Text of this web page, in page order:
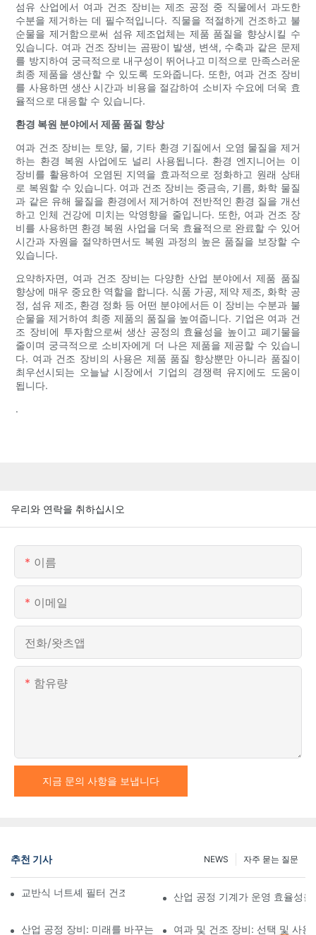
섬유 산업에서 여과 건조 장비는 제조 공정 중 직물에서 과도한
수분을 제거하는 데 필수적입니다. 직물을 적절하게 건조하고 불
순물을 제거함으로써 섬유 제조업체는 제품 품질을 향상시킬 수
있습니다. 여과 건조 장비는 곰팡이 발생, 변색, 수축과 같은 문제
를 방지하여 궁극적으로 내구성이 뛰어나고 미적으로 만족스러운
최종 제품을 생산할 수 있도록 도와줍니다. 또한, 여과 건조 장비
를 사용하면 생산 시간과 비용을 절감하여 소비자 수요에 더욱 효
율적으로 대응할 수 있습니다.
환경 복원 분야에서 제품 품질 향상
여과 건조 장비는 토양, 물, 기타 환경 기질에서 오염 물질을 제거
하는 환경 복원 사업에도 널리 사용됩니다. 환경 엔지니어는 이
장비를 활용하여 오염된 지역을 효과적으로 정화하고 원래 상태
로 복원할 수 있습니다. 여과 건조 장비는 중금속, 기름, 화학 물질
과 같은 유해 물질을 환경에서 제거하여 전반적인 환경 질을 개선
하고 인체 건강에 미치는 악영향을 줄입니다. 또한, 여과 건조 장
비를 사용하면 환경 복원 사업을 더욱 효율적으로 완료할 수 있어
시간과 자원을 절약하면서도 복원 과정의 높은 품질을 보장할 수
있습니다.
요약하자면, 여과 건조 장비는 다양한 산업 분야에서 제품 품질
향상에 매우 중요한 역할을 합니다. 식품 가공, 제약 제조, 화학 공
정, 섬유 제조, 환경 정화 등 어떤 분야에서든 이 장비는 수분과 불
순물을 제거하여 최종 제품의 품질을 높여줍니다. 기업은 여과 건
조 장비에 투자함으로써 생산 공정의 효율성을 높이고 폐기물을
줄이며 궁극적으로 소비자에게 더 나은 제품을 제공할 수 있습니
다. 여과 건조 장비의 사용은 제품 품질 향상뿐만 아니라 품질이
최우선시되는 오늘날 시장에서 기업의 경쟁력 유지에도 도움이
됩니다.
.
우리와 연락을 취하십시오
이름
이메일
전화/왓츠앱
함유량
지금 문의 사항을 보냅니다
추천 기사 자주 묻는 질문
NEWS
교반식 너트셰 필터 건조기와 기타 건조 방법 비교산업 공정 기계가 운영 효율성
산업 공정 장비: 미래를 바꾸는 혁신여과 및 건조 장비: 선택 및 사용